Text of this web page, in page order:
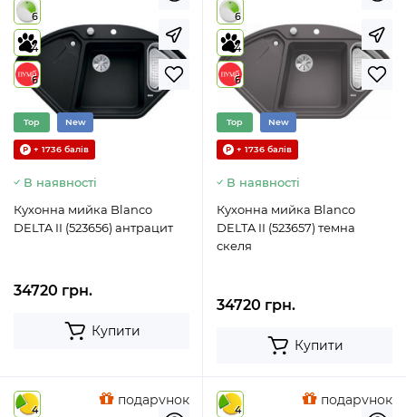
6
4
6
Top New
+ 1736 балів
В наявності
Кухонна мийка Blanco
DELTA II (523656) антрацит
34720 грн.
Купити
6
4
6
Top New
+ 1736 балів
В наявності
Кухонна мийка Blanco
DELTA II (523657) темна
скеля
34720 грн.
Купити
4
подарунок
4
подарунок